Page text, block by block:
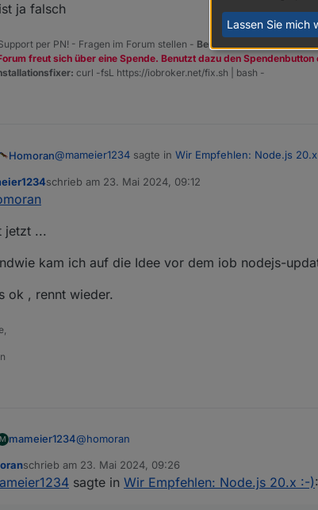
ja falsch
per PN! - Fragen im Forum stellen - Benutzt das Voting rechts
freut sich über eine Spende. Benutzt dazu den Spendenbutton
curl -fsL https://iobroker.net/fix.sh | bash -
Homoran@mameier1234 sagte in Wir Empfehlen: Node.js
Deswegen immer alles zeigen!
EDIT
schrieb am 23. Mai 2024, 09:12
zuletzt editiert von
jetzt ...
kam ich auf die Idee vor dem iob nodejs-
ok , rennt wieder.
M mameier1234@homoran
läuft jetzt ...
schrieb am 23. Mai 2024, 09:26
zuletzt editiert von
sagte in Wir Empfehlen: Node.js 20.x :-):
Lassen Sie mich